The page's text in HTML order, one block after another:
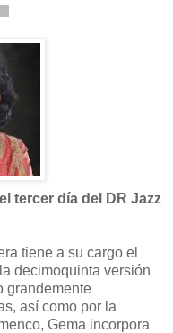
tercer día del DR Jazz
tiene a su cargo el
decimoquinta versión
grandemente
así como por la
Gema incorpora